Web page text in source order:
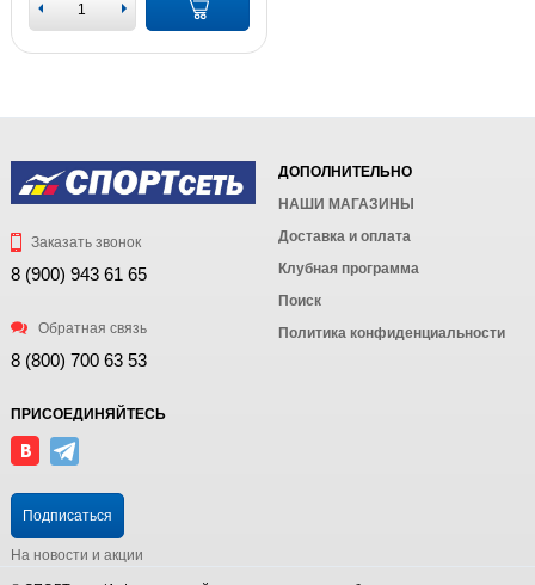
Заказать звонок
8 (900) 943 61 65
Обратная связь
8 (800) 700 63 53
ДОПОЛНИТЕЛЬНО
НАШИ МАГАЗИНЫ
Доставка и оплата
Клубная программа
Поиск
Политика конфиденциальности
ПРИСОЕДИНЯЙТЕСЬ
Подписаться
На новости и акции